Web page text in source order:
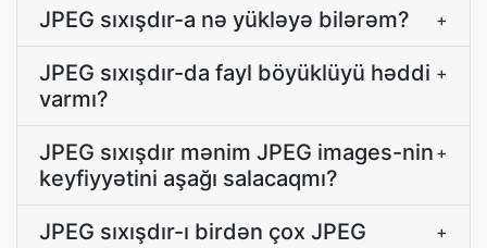
JPEG sıxışdır-a nə yükləyə bilərəm? +
JPEG sıxışdır-da fayl böyüklüyü həddi
varmı?
+
JPEG sıxışdır mənim JPEG images-nin
keyfiyyətini aşağı salacaqmı?
+
JPEG sıxışdır-ı birdən çox JPEG
+